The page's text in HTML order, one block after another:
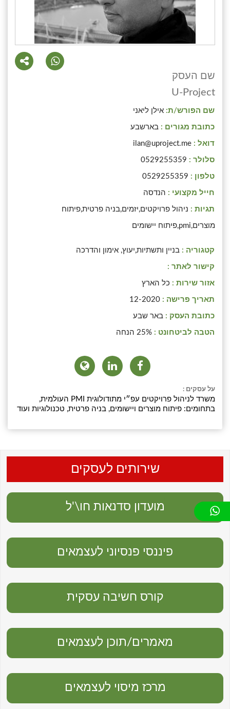
שם העסק
U-Project
שם הפורש/ת: אילן ליאני
כתובת מגורים : בארשבע
דואל : ilan@uproject.me
סלולר : 0529255359
טלפון : 0529255359
חייל מקצועי : הנדסה
תגיות : ניהול פרויקטים,יזמים,בניה פרטית,פיתוח
מוצרים,pmi,פיתוח יישומים
קטגוריה : בניין ותשתיות,יעוץ, אימון והדרכה
קישור לאתר :
אזור שירות : כל הארץ
תאריך פרישה : 12-2020
כתובת העסק : באר שבע
הטבה לביטחונט : 25% הנחה
על עסקים :
משרד לניהול פרויקטים עפ״י מתודולוגית PMI העולמית,
בתחומים: פיתוח מוצרים ויישומים, בניה פרטית, טכנולוגיות ועוד
שירותים לעסקים
מועדון סדנאות חו\'ל
פיננסי פנסיוני לעצמאים
קורס חשיבה עסקית
מאמרים/תוכן לעצמאים
מרכז מיסוי לעצמאים